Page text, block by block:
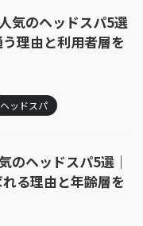
気のヘッドスパ5選
理由と利用者層を
ヘッドスパ
のヘッドスパ5選｜
る理由と年齢層を